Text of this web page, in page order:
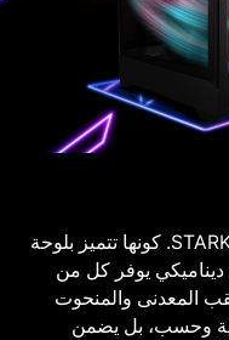
تنعم بحرفية استثنائية لـ STARKER AIR BTF. كونها تتميز بلوحة
ديناميكي يوفر كل من
المعدنى والمنحوت
وحسب، بل يضمن